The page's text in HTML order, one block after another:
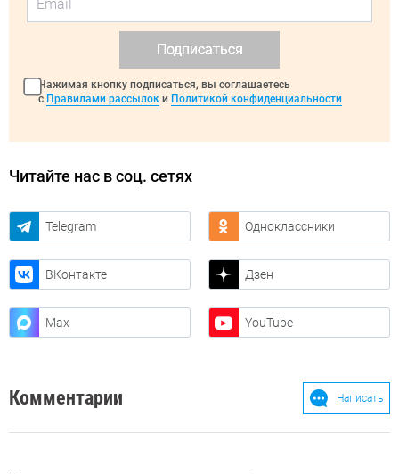
Подписаться
Нажимая кнопку подписаться, вы соглашаетесь
с Правилами рассылок и Политикой конфиденциальности
Читайте нас в соц. сетях
Telegram Одноклассники
ВКонтакте Дзен
Max YouTube
Комментарии Написать